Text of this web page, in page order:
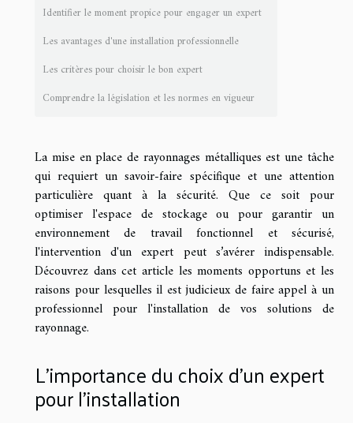
Identifier le moment propice pour engager un expert
Les avantages d'une installation professionnelle
Les critères pour choisir le bon expert
Comprendre la législation et les normes en vigueur
La mise en place de rayonnages métalliques est une tâche
qui requiert un savoir-faire spécifique et une attention
particulière quant à la sécurité. Que ce soit pour
optimiser l'espace de stockage ou pour garantir un
environnement de travail fonctionnel et sécurisé,
l'intervention d'un expert peut s’avérer indispensable.
Découvrez dans cet article les moments opportuns et les
raisons pour lesquelles il est judicieux de faire appel à un
professionnel pour l'installation de vos solutions de
rayonnage.
L'importance du choix d'un expert
pour l'installation